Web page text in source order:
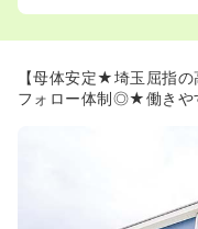
す！
◆家庭も大切にしてい
境です。月の残業時
4週8休制が基本にな
大で10日間の有給休
【母体安定★埼玉屈指
フォロー体制◎★働きや